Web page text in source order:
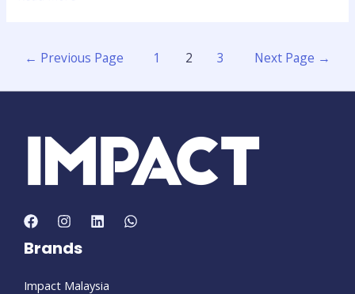
← Previous Page 1 2 3 Next Page →
Brands
Impact Malaysia